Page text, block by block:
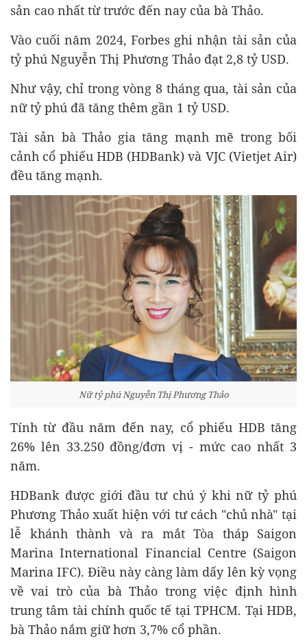
sản cao nhất từ trước đến nay của bà Thảo.
Vào cuối năm 2024, Forbes ghi nhận tài sản của
tỷ phú Nguyễn Thị Phương Thảo đạt 2,8 tỷ USD.
Như vậy, chỉ trong vòng 8 tháng qua, tài sản của
nữ tỷ phú đã tăng thêm gần 1 tỷ USD.
Tài sản bà Thảo gia tăng mạnh mẽ trong bối
cảnh cổ phiếu HDB (HDBank) và VJC (Vietjet Air)
đều tăng mạnh.
Nữ tỷ phú Nguyễn Thị Phương Thảo
Tính từ đầu năm đến nay, cổ phiếu HDB tăng
26% lên 33.250 đồng/đơn vị - mức cao nhất 3
năm.
HDBank được giới đầu tư chú ý khi nữ tỷ phú
Phương Thảo xuất hiện với tư cách "chủ nhà" tại
lễ khánh thành và ra mắt Tòa tháp Saigon
Marina International Financial Centre (Saigon
Marina IFC). Điều này càng làm dấy lên kỳ vọng
về vai trò của bà Thảo trong việc định hình
trung tâm tài chính quốc tế tại TPHCM. Tại HDB,
bà Thảo nắm giữ hơn 3,7% cổ phần.